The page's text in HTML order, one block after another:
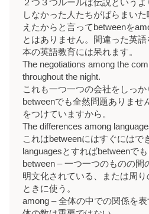
２つ３つルールは伝説という
しなかった人たちがばらまい
えたからと言ってbetweenを
とはありません。間違った英
本の英語教育には呆れます。
The negotiations among the
throughout the night.
これも一つ一つの会社をしっ
betweenでも全然問題ありませ
をつけていますから。
The differences among
これはbetweenにはすぐにはで
languagesとすればbetweenで
between – 一つ一つのものの
明文化されている、または周
ときに使う。
among – 全体の中での関係を